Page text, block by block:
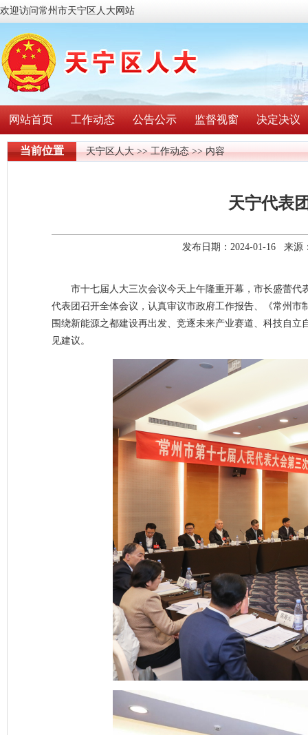
欢迎访问常州市天宁区人大网站
网站首页 工作动态 公告公示 监督视窗 决定决议
当前位置 天宁区人大>>工作动态>> 内容
天宁代表
发布日期：2024-01-16 来源
市十七届人大三次会议今天上午隆重开幕，市长盛蕾
代表团召开全体会议，认真审议市政府工作报告、《常州
围绕新能源之都建设再出发、竞逐未来产业赛道、科技自
见建议。